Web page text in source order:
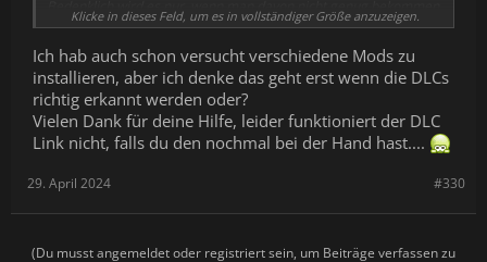
kann... um sich sein eigenes Spiel zu basteln.
Klicke in dieses Feld, um es in vollständiger Größe anzuzeigen.
Ich hab auch schon versucht verschiedene Mods zu
installieren, aber ich denke das geht erst wenn die DLCs
richtig erkannt werden oder?
Vielen Dank für deine Hilfe, leider funktioniert der DLC
Link nicht, falls du den nochmal bei der Hand hast....
#330
29. April 2024
(Du musst angemeldet oder registriert sein, um Beiträge verfassen zu